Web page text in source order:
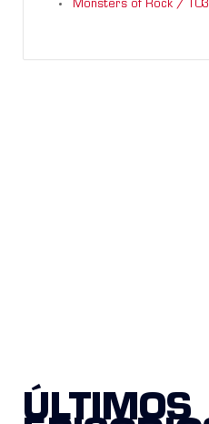
Monsters of Rock /
ÚLTIMOS